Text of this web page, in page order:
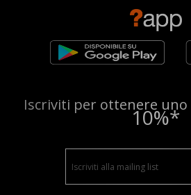
Iscriviti per ottenere uno
10%*